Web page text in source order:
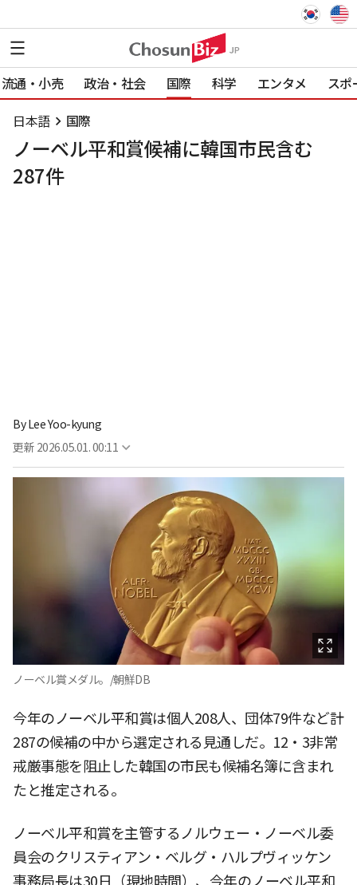
流通・小売 政治・社会 国際 科学 エンタメ スポ
日本語 国際
ノーベル平和賞候補に韓国市民含む
287件
By Lee Yoo-kyung
更新 2026.05.01. 00:11
ノーベル賞メダル。/朝鮮DB
今年のノーベル平和賞は個人208人、団体79件など計
287の候補の中から選定される見通しだ。12・3非常
戒厳事態を阻止した韓国の市民も候補名簿に含まれ
たと推定される。
ノーベル平和賞を主管するノルウェー・ノーベル委
員会のクリスティアン・ベルグ・ハルプヴィッケン
事務局長は30日（現地時間）、今年のノーベル平和